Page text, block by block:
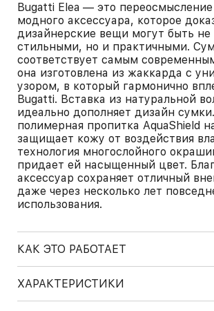
Bugatti Elea — это
модного аксессуара, которое
дизайнерские вещи могут быть не
стильными, но и практичными.
соответствует самым
она изготовлена из жаккарда с
узором, в который гармонично
Bugatti. Вставка из натуральной
идеально дополняет дизайн
полимерная пропитка AquaShield
защищает кожу от воздействия
технология многослойного
придает ей насыщенный цвет.
аксессуар сохраняет отличный
даже через несколько лет
использования.
КАК ЭТО РАБОТАЕТ
ХАРАКТЕРИСТИКИ